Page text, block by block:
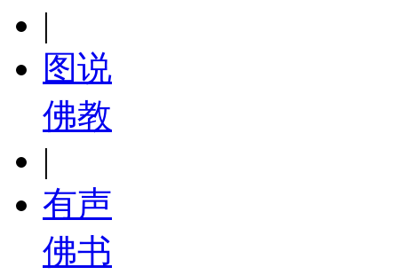
|
图说
佛教
|
有声
佛书